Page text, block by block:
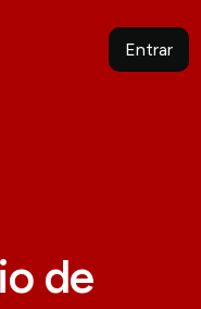
Entrar
de